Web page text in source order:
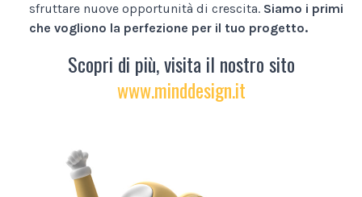
sfruttare nuove opportunità di crescita. Siamo i primi
che vogliono la perfezione per il tuo progetto.
Scopri di più, visita il nostro sito
www.minddesign.it